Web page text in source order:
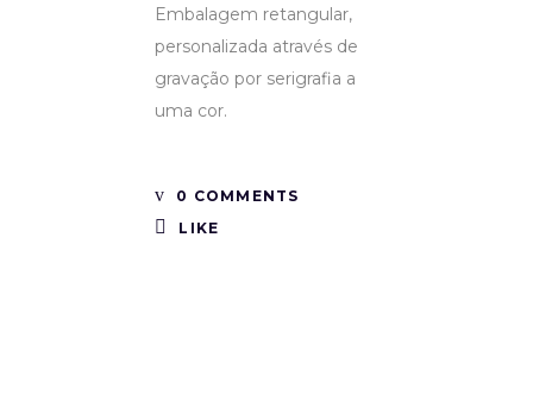
Embalagem retangular,
personalizada através de
gravação por serigrafia a
uma cor.
0 COMMENTS
LIKE